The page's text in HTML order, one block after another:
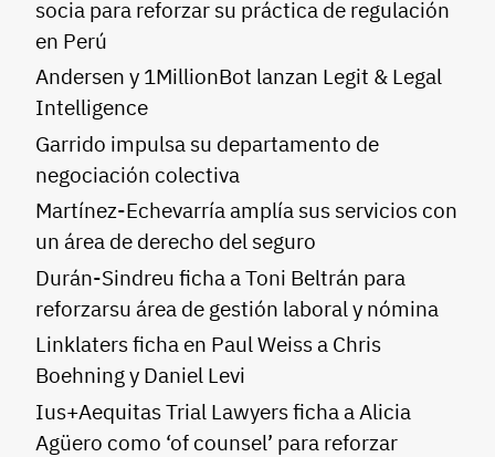
socia para reforzar su práctica de regulación
en Perú
Andersen y 1MillionBot lanzan Legit & Legal
Intelligence
Garrido impulsa su departamento de
negociación colectiva
Martínez-Echevarría amplía sus servicios con
un área de derecho del seguro
Durán-Sindreu ficha a Toni Beltrán para
reforzarsu área de gestión laboral y nómina
Linklaters ficha en Paul Weiss a Chris
Boehning y Daniel Levi
Ius+Aequitas Trial Lawyers ficha a Alicia
Agüero como ‘of counsel’ para reforzar